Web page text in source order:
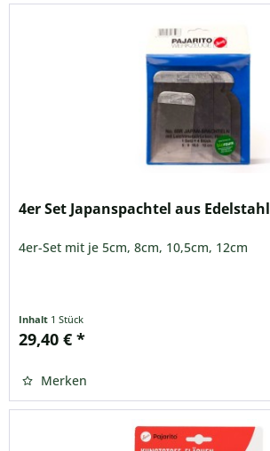
4er Set Japanspachtel aus Edelstahl
4er-Set mit je 5cm, 8cm, 10,5cm, 12cm
Inhalt 1 Stück
29,40 € *
Merken